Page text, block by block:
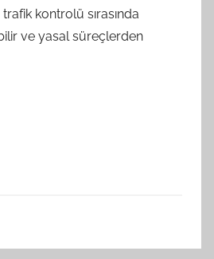
kontrolü sırasında
ve yasal süreçlerden